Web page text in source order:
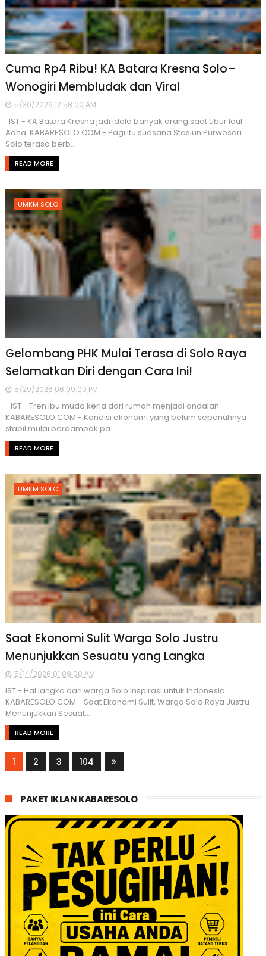
Cuma Rp4 Ribu! KA Batara Kresna Solo–
Wonogiri Membludak dan Viral
5/30/2026 12:58:00 AM
IST - KA Batara Kresna jadi idola banyak orang saat Libur Idul
Adha. KABARESOLO.COM - Pagi itu suasana Stasiun Purwosari
Solo terasa berb...
READ MORE
UMKM SOLO
Gelombang PHK Mulai Terasa di Solo Raya
Selamatkan Diri dengan Cara Ini!
5/29/2026 06:09:00 PM
IST - Tren ibu muda kerja dari rumah menjadi andalan.
KABARESOLO.COM - Kondisi ekonomi yang belum sepenuhnya
stabil mulai berdampak pa...
READ MORE
UMKM SOLO
Saat Ekonomi Sulit Warga Solo Justru
Menunjukkan Sesuatu yang Langka
5/14/2026 01:09:00 AM
IST - Hal langka dari warga Solo inspirasi untuk Indonesia.
KABARESOLO.COM - Saat Ekonomi Sulit, Warga Solo Raya Justru
Menunjukkan Sesuat...
READ MORE
1 2 3 104
PAKET IKLAN KABARESOLO